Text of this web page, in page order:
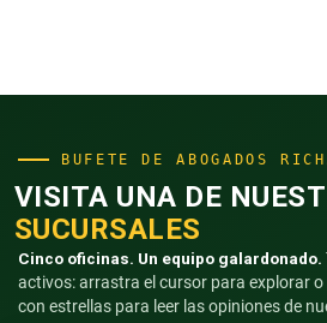
BUFETE DE ABOGADOS
VISITA UNA DE
SUCURSALES
Cinco oficinas. Un equipo galardonado.
activos: arrastra el cursor para explorar
con estrellas para leer las opiniones de